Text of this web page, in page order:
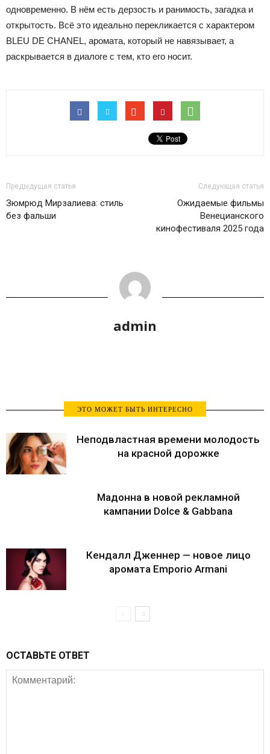
одновременно. В нём есть дерзость и ранимость, загадка и
открытость. Всё это идеально перекликается с характером
BLEU DE CHANEL, аромата, который не навязывает, а
раскрывается в диалоге с тем, кто его носит.
Предыдущая статья
Зюмрюд Мирзалиева: стиль
без фальши
Следующая статья
Ожидаемые фильмы
Венецианского
кинофестиваля 2025 года
admin
ЭТО МОЖЕТ БЫТЬ ИНТЕРЕСНО
Неподвластная времени молодость
на красной дорожке
Мадонна в новой рекламной
кампании Dolce & Gabbana
Кендалл Дженнер — новое лицо
аромата Emporio Armani
ОСТАВЬТЕ ОТВЕТ